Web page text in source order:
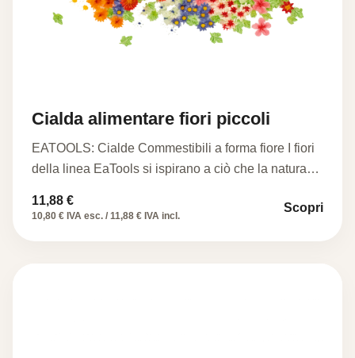
Cialda alimentare fiori piccoli
EATOOLS: Cialde Commestibili a forma fiore I fiori
della linea EaTools si ispirano a ciò che la natura…
11,88 €
10,80 € IVA esc. / 11,88 € IVA incl.
Scopri